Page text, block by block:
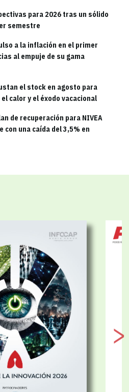
para 2026 tras un sólido
semestre
a la inflación en el primer
al empuje de su gama
el stock en agosto para
calor y el éxodo vacacional
de recuperación para NIVEA
una caída del 3,5% en